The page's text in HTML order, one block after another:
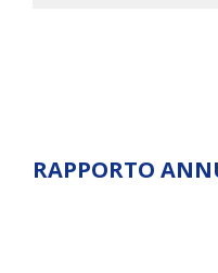
RAPPORTO